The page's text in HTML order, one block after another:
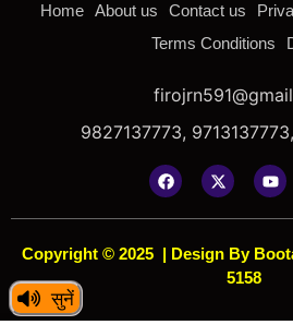
सुनें
Home About us Contact us
Terms Conditions
9827137773,
Copyright © 2025 | Design By
5158